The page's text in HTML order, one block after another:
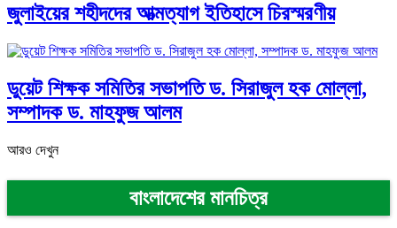
জুলাইয়ের শহীদদের আত্মত্যাগ ইতিহাসে চিরস্মরণীয়
ডুয়েট শিক্ষক সমিতির সভাপতি ড. সিরাজুল হক মোল্লা,
সম্পাদক ড. মাহফুজ আলম
আরও দেখুন
বাংলাদেশের মানচিত্র